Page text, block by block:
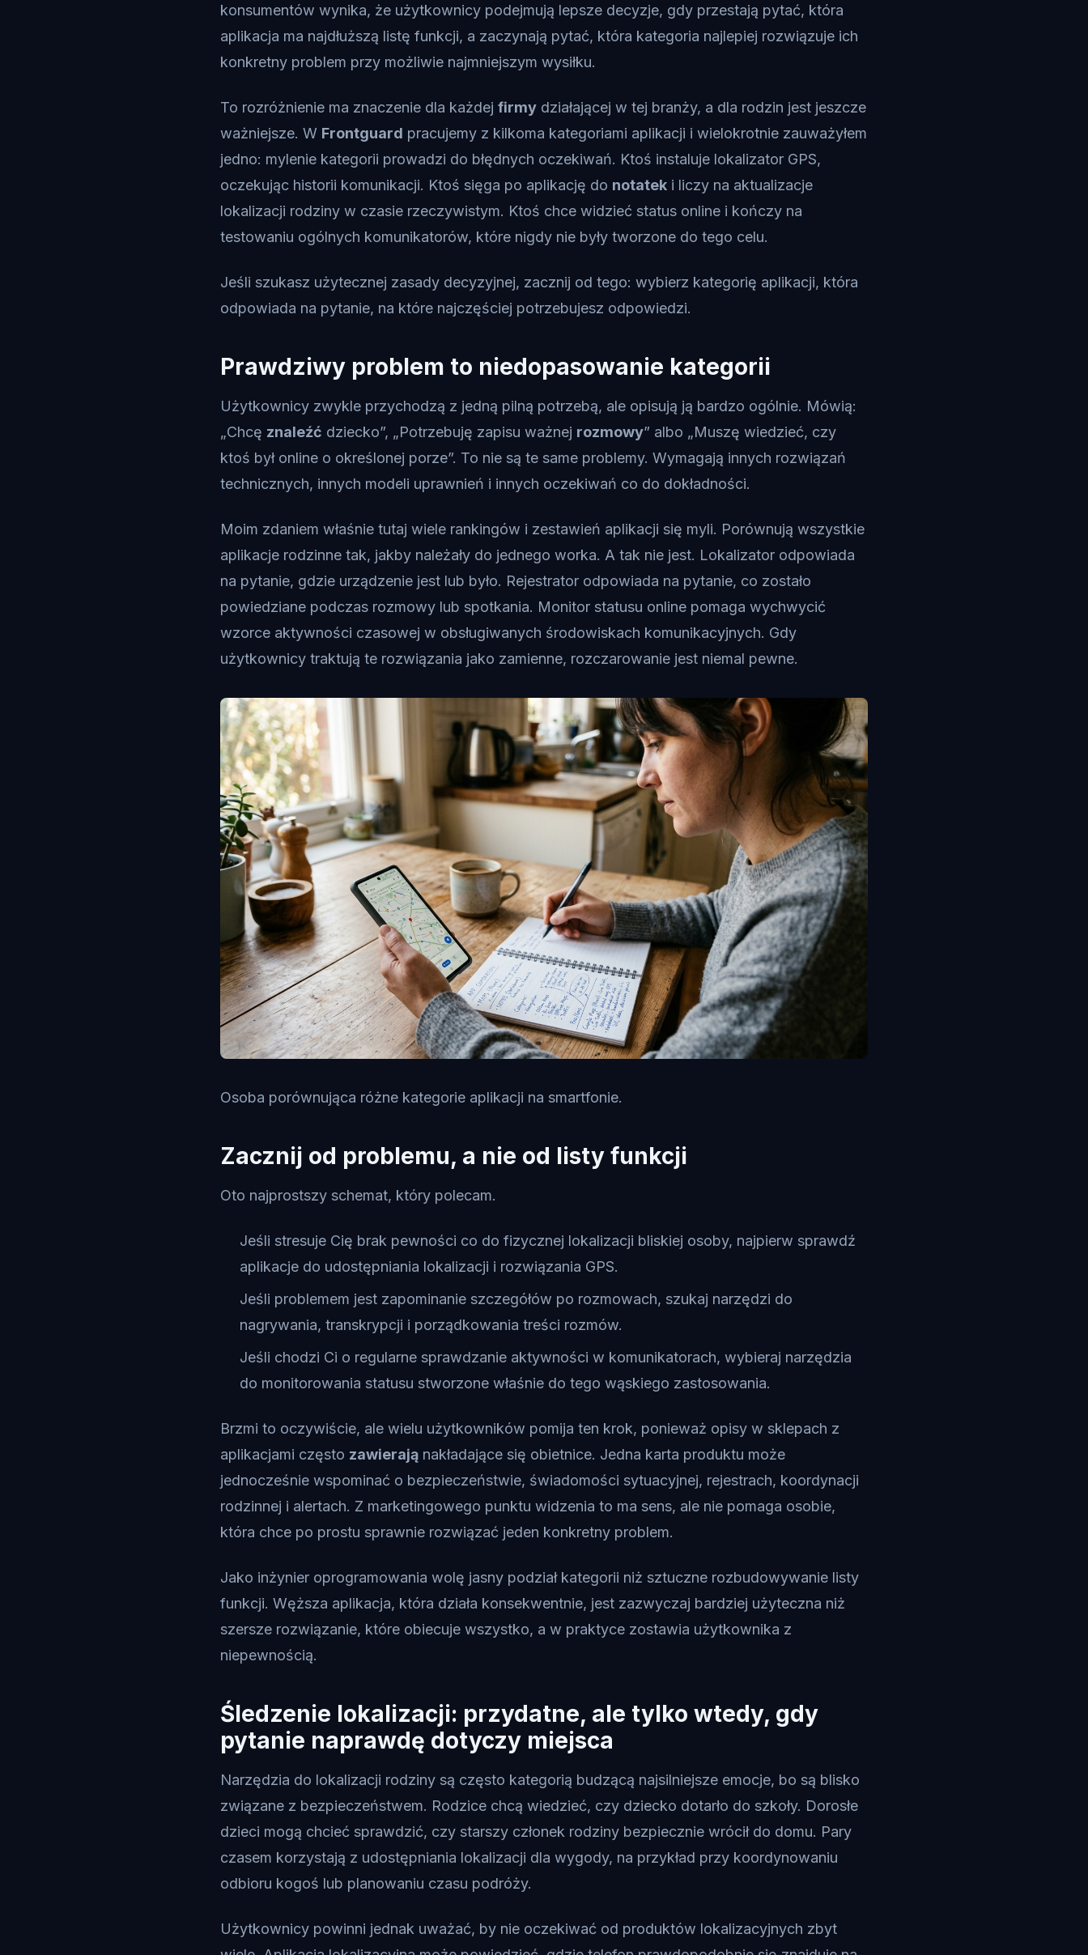
konsumentów wynika, że użytkownicy podejmują lepsze decyzje, gdy przestają pytać, która
aplikacja ma najdłuższą listę funkcji, a zaczynają pytać, która kategoria najlepiej rozwiązuje ich
konkretny problem przy możliwie najmniejszym wysiłku.
To rozróżnienie ma znaczenie dla każdej firmy działającej w tej branży, a dla rodzin jest jeszcze
ważniejsze. W Frontguard pracujemy z kilkoma kategoriami aplikacji i wielokrotnie zauważyłem
jedno: mylenie kategorii prowadzi do błędnych oczekiwań. Ktoś instaluje lokalizator GPS,
oczekując historii komunikacji. Ktoś sięga po aplikację do notatek i liczy na aktualizacje
lokalizacji rodziny w czasie rzeczywistym. Ktoś chce widzieć status online i kończy na
testowaniu ogólnych komunikatorów, które nigdy nie były tworzone do tego celu.
Jeśli szukasz użytecznej zasady decyzyjnej, zacznij od tego: wybierz kategorię aplikacji, która
odpowiada na pytanie, na które najczęściej potrzebujesz odpowiedzi.
Prawdziwy problem to niedopasowanie kategorii
Użytkownicy zwykle przychodzą z jedną pilną potrzebą, ale opisują ją bardzo ogólnie. Mówią:
„Chcę znaleźć dziecko”, „Potrzebuję zapisu ważnej rozmowy” albo „Muszę wiedzieć, czy
ktoś był online o określonej porze”. To nie są te same problemy. Wymagają innych rozwiązań
technicznych, innych modeli uprawnień i innych oczekiwań co do dokładności.
Moim zdaniem właśnie tutaj wiele rankingów i zestawień aplikacji się myli. Porównują wszystkie
aplikacje rodzinne tak, jakby należały do jednego worka. A tak nie jest. Lokalizator odpowiada
na pytanie, gdzie urządzenie jest lub było. Rejestrator odpowiada na pytanie, co zostało
powiedziane podczas rozmowy lub spotkania. Monitor statusu online pomaga wychwycić
wzorce aktywności czasowej w obsługiwanych środowiskach komunikacyjnych. Gdy
użytkownicy traktują te rozwiązania jako zamienne, rozczarowanie jest niemal pewne.
Osoba porównująca różne kategorie aplikacji na smartfonie.
Zacznij od problemu, a nie od listy funkcji
Oto najprostszy schemat, który polecam.
Jeśli stresuje Cię brak pewności co do fizycznej lokalizacji bliskiej osoby, najpierw sprawdź
aplikacje do udostępniania lokalizacji i rozwiązania GPS.
Jeśli problemem jest zapominanie szczegółów po rozmowach, szukaj narzędzi do
nagrywania, transkrypcji i porządkowania treści rozmów.
Jeśli chodzi Ci o regularne sprawdzanie aktywności w komunikatorach, wybieraj narzędzia
do monitorowania statusu stworzone właśnie do tego wąskiego zastosowania.
Brzmi to oczywiście, ale wielu użytkowników pomija ten krok, ponieważ opisy w sklepach z
aplikacjami często zawierają nakładające się obietnice. Jedna karta produktu może
jednocześnie wspominać o bezpieczeństwie, świadomości sytuacyjnej, rejestrach, koordynacji
rodzinnej i alertach. Z marketingowego punktu widzenia to ma sens, ale nie pomaga osobie,
która chce po prostu sprawnie rozwiązać jeden konkretny problem.
Jako inżynier oprogramowania wolę jasny podział kategorii niż sztuczne rozbudowywanie listy
funkcji. Węższa aplikacja, która działa konsekwentnie, jest zazwyczaj bardziej użyteczna niż
szersze rozwiązanie, które obiecuje wszystko, a w praktyce zostawia użytkownika z
niepewnością.
Śledzenie lokalizacji: przydatne, ale tylko wtedy, gdy
pytanie naprawdę dotyczy miejsca
Narzędzia do lokalizacji rodziny są często kategorią budzącą najsilniejsze emocje, bo są blisko
związane z bezpieczeństwem. Rodzice chcą wiedzieć, czy dziecko dotarło do szkoły. Dorosłe
dzieci mogą chcieć sprawdzić, czy starszy członek rodziny bezpiecznie wrócił do domu. Pary
czasem korzystają z udostępniania lokalizacji dla wygody, na przykład przy koordynowaniu
odbioru kogoś lub planowaniu czasu podróży.
Użytkownicy powinni jednak uważać, by nie oczekiwać od produktów lokalizacyjnych zbyt